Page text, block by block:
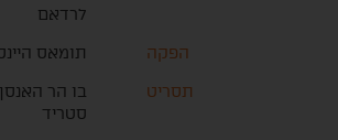
לרדאם
הפקה
תומאס
תסריט
בו הר
סטריד